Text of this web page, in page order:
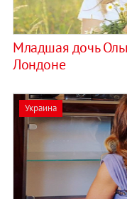
​Младшая дочь
Лондоне
Украина